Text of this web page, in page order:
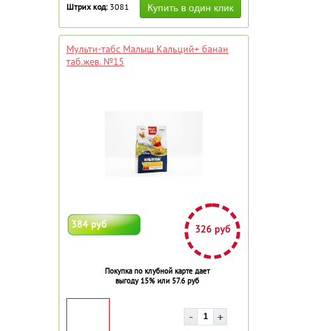
Штрих код: 3081
Мульти-табс Малыш Кальций+ банан
таб.жев. №15
384 руб 326 руб
Покупка по клубной карте дает
выгоду 15% или 57.6 руб